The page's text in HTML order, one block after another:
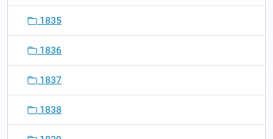
1835
1836
1837
1838